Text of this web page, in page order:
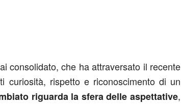
consolidato, che ha attraversato il recente
curiosità, rispetto e riconoscimento di un
riguarda la sfera delle aspettative,